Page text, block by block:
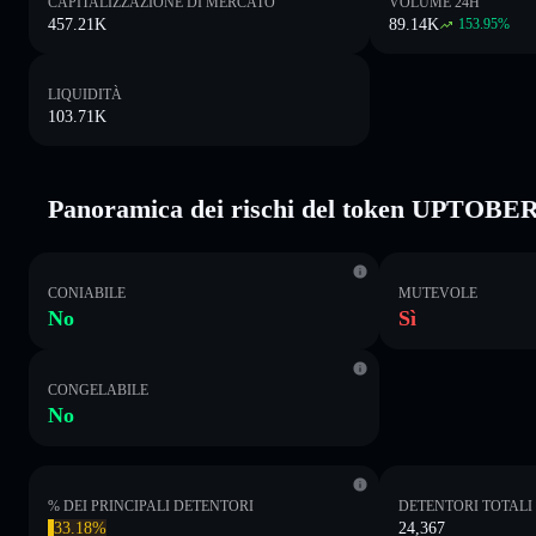
457.21K 89.14K 153.95%
LIQUIDITÀ
103.71K
Panoramica dei rischi del token
CONIABILE
No
MUTEVOLE
Sì
CONGELABILE
No
% DEI PRINCIPALI DETENTORI
33.18%
DETENTORI TOTALI
24,367